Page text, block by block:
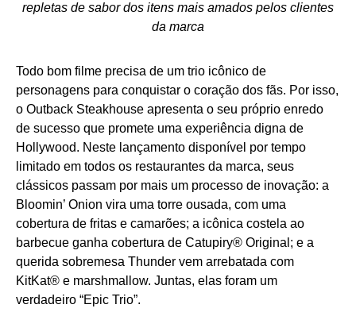
repletas de sabor dos itens mais amados pelos clientes
da marca
Todo bom filme precisa de um trio icônico de
personagens para conquistar o coração dos fãs. Por isso,
o Outback Steakhouse apresenta o seu próprio enredo
de sucesso que promete uma experiência digna de
Hollywood. Neste lançamento disponível por tempo
limitado em todos os restaurantes da marca, seus
clássicos passam por mais um processo de inovação: a
Bloomin’ Onion vira uma torre ousada, com uma
cobertura de fritas e camarões; a icônica costela ao
barbecue ganha cobertura de Catupiry® Original; e a
querida sobremesa Thunder vem arrebatada com
KitKat® e marshmallow. Juntas, elas foram um
verdadeiro “Epic Trio”.